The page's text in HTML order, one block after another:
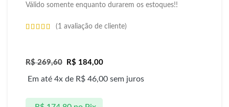
Válido somente enquanto durarem os estoques!!
(1 avaliação de cliente)
R$269,60 R$ 184,00
Em até 4x de R$ 46,00 sem juros